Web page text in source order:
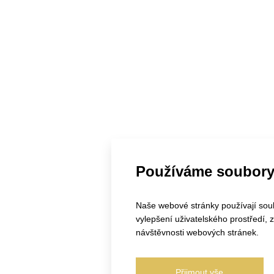
Používáme
Naše webové stránky používají
vylepšení uživatelského prostředí,
návštěvnosti webových stránek.